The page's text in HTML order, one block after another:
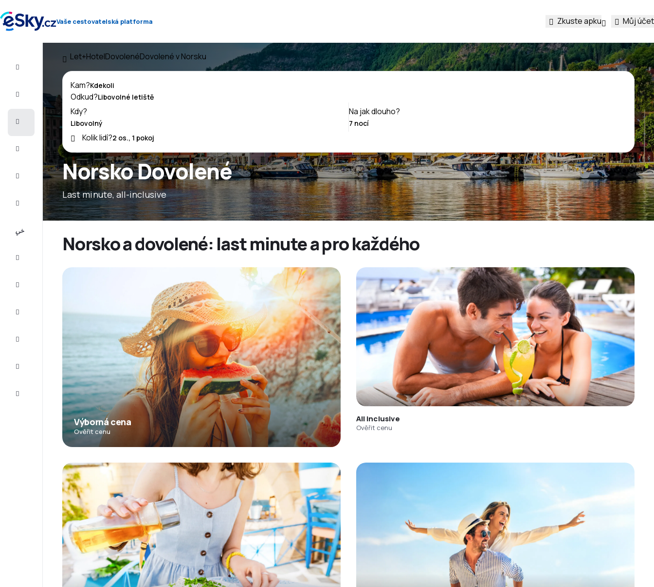
Vaše cestovatelská platforma Zkuste apku Můj účet
Letenky
2026/27
Let+HotelDovolenéDovolené v Norsku
Norsko Dovolené
Last minute, all-inclusive
Kam?
Odkud?
Kdy?
Na jak dlouho?
Kolik lidí?
Norsko a dovolené: last minute a pro každého
Výborná cena
Ověřit cenu
All inclusive
Ověřit cenu